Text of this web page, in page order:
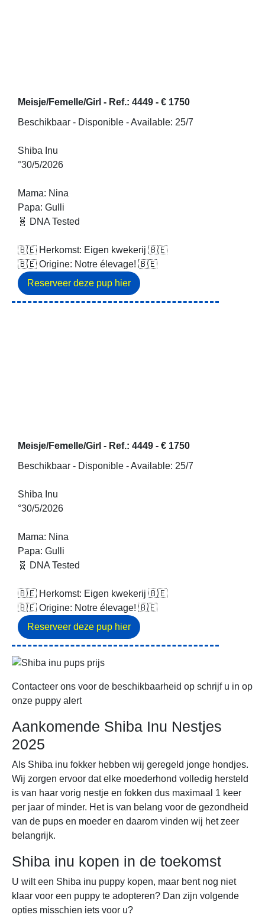
Meisje/Femelle/Girl - Ref.: 4449 - € 1750
Beschikbaar - Disponible - Available: 25/7
Shiba Inu
°30/5/2026
Mama: Nina
Papa: Gulli
🧬 DNA Tested
🇧🇪 Herkomst: Eigen kwekerij 🇧🇪
🇧🇪 Origine: Notre élevage! 🇧🇪
Meisje/Femelle/Girl - Ref.: 4449 - € 1750
Beschikbaar - Disponible - Available: 25/7
Shiba Inu
°30/5/2026
Mama: Nina
Papa: Gulli
🧬 DNA Tested
🇧🇪 Herkomst: Eigen kwekerij 🇧🇪
🇧🇪 Origine: Notre élevage! 🇧🇪
Contacteer ons voor de beschikbaarheid op schrijf u in op
onze puppy alert
Aankomende Shiba Inu Nestjes
2025
Als Shiba inu fokker hebben wij geregeld jonge hondjes.
Wij zorgen ervoor dat elke moederhond volledig hersteld
is van haar vorig nestje en fokken dus maximaal 1 keer
per jaar of minder. Het is van belang voor de gezondheid
van de pups en moeder en daarom vinden wij het zeer
belangrijk.
Shiba inu kopen in de toekomst
U wilt een Shiba inu puppy kopen, maar bent nog niet
klaar voor een puppy te adopteren? Dan zijn volgende
opties misschien iets voor u?